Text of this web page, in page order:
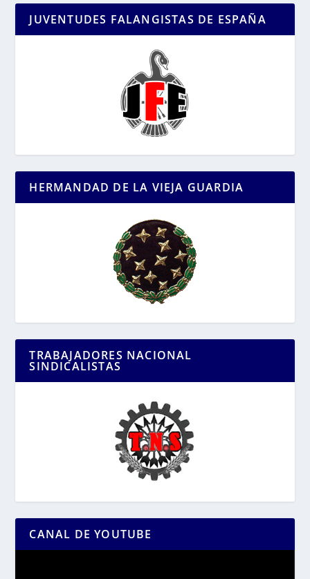
JUVENTUDES FALANGISTAS DE ESPAÑA
HERMANDAD DE LA VIEJA GUARDIA
TRABAJADORES NACIONAL
SINDICALISTAS
CANAL DE YOUTUBE